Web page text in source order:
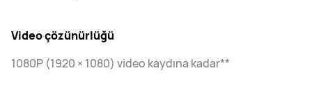
Video çözünürlüğü
1080P (1920 × 1080) video kaydına kadar**